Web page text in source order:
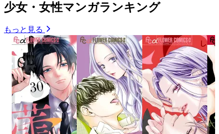
少女・女性マンガランキング
もっと見る